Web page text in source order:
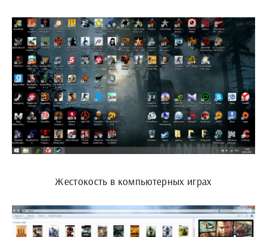
Жестокость в компьютерных играх